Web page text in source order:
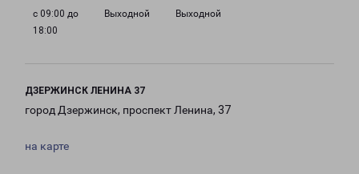
с 09:00 до
18:00
Выходной Выходной
ДЗЕРЖИНСК ЛЕНИНА 37
город Дзержинск, проспект Ленина, 37
на карте